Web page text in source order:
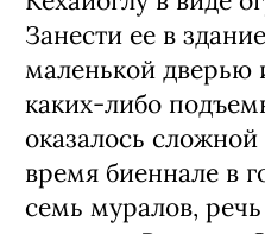
Занести ее в
маленькой дверью
каких-либо
оказалось
время биеннале в
семь муралов,